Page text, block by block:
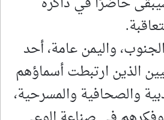
واليمن عامة، أحد
الذين ارتبطت أسماؤهم
والصحافية والمسرحية،